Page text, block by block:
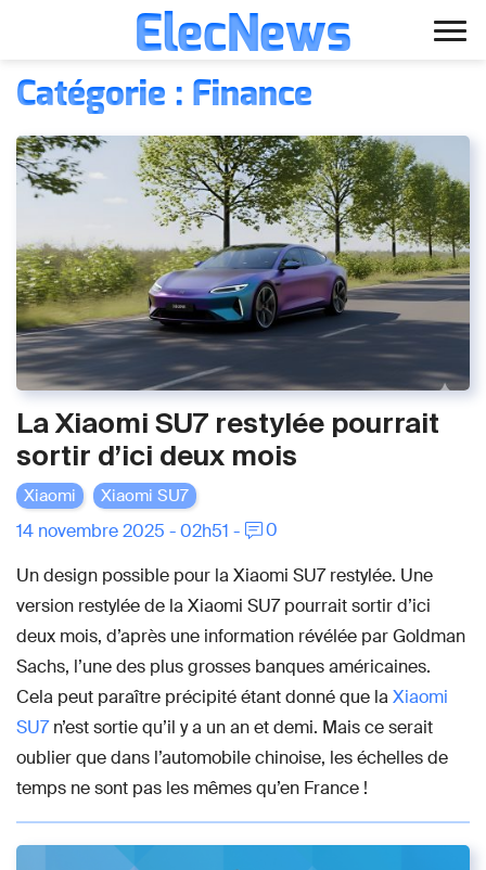
Aller
contenu
ElecNews
Voiture électrique
Voiture autonome
Finance
Écologie
Fiches techniques
Catégorie : Finance
La Xiaomi SU7 restylée pourrait
sortir d’ici deux mois
Xiaomi Xiaomi SU7
14 novembre 2025 - 02h51 -
0
Un design possible pour la Xiaomi SU7 restylée. Une
version restylée de la Xiaomi SU7 pourrait sortir d’ici
deux mois, d’après une information révélée par Goldman
Sachs, l’une des plus grosses banques américaines.
Cela peut paraître précipité étant donné que la Xiaomi
SU7n’est sortie qu’il y a un an et demi. Mais ce serait
oublier que dans l’automobile chinoise, les échelles de
temps ne sont pas les mêmes qu’en France !